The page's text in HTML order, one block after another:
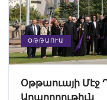
ՕԹԹԱՈՒԱ
Օթթաուայի Մէջ
Արարողութիւն